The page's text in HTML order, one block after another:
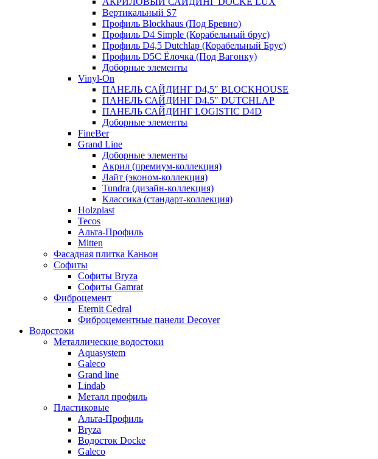
Вертикальный S7
Профиль Blockhaus (Под Бревно)
Профиль D4 Simple (Корабельный брус)
Профиль D4,5 Dutchlap (Корабельный Брус)
Профиль D5C Ёлочка (Под Вагонку)
Доборные элементы
Vinyl-On
ПАНЕЛЬ САЙДИНГ D4,5″ BLOCKHOUSE
ПАНЕЛЬ САЙДИНГ D4.5″ DUTCHLAP
ПАНЕЛЬ САЙДИНГ LOGISTIC D4D
Доборные элементы
FineBer
Grand Line
Доборные элементы
Акрил (премиум-коллекция)
Лайт (эконом-коллекция)
Tundra (дизайн-коллекция)
Классика (стандарт-коллекция)
Holzplast
Tecos
Альта-Профиль
Mitten
Фасадная плитка Каньон
Софиты
Софиты Bryza
Софиты Gamrat
Фиброцемент
Eternit Cedral
Фиброцементные панели Decover
Водостоки
Металлические водостоки
Aquasystem
Galeco
Grand line
Lindab
Металл профиль
Пластиковые
Альта-Профиль
Bryza
Водосток Docke
Galeco